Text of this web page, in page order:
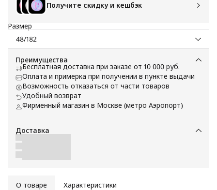
Получите скидку и кешбэк
Размер
48/182
Преимущества
Бесплатная доставка при заказе от 10 000 руб.
Оплата и примерка при получении в пункте выдачи
Возможность отказаться от части товаров
Удобный возврат
Фирменный магазин в Москве (метро Аэропорт)
Доставка
О товаре Характеристики